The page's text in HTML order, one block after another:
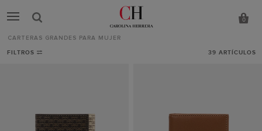
0
Carteras
CARTERAS GRANDES PARA MUJER
FILTROS 39 ARTÍCULOS